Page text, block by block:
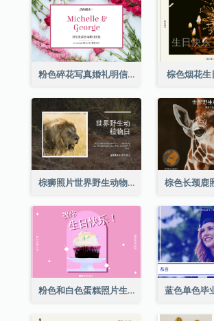
粉色碎花写真婚礼明信片 棕色烟花生
棕狮照片世界野生动物日明信片
粉色和白色蛋糕照片生日明信片